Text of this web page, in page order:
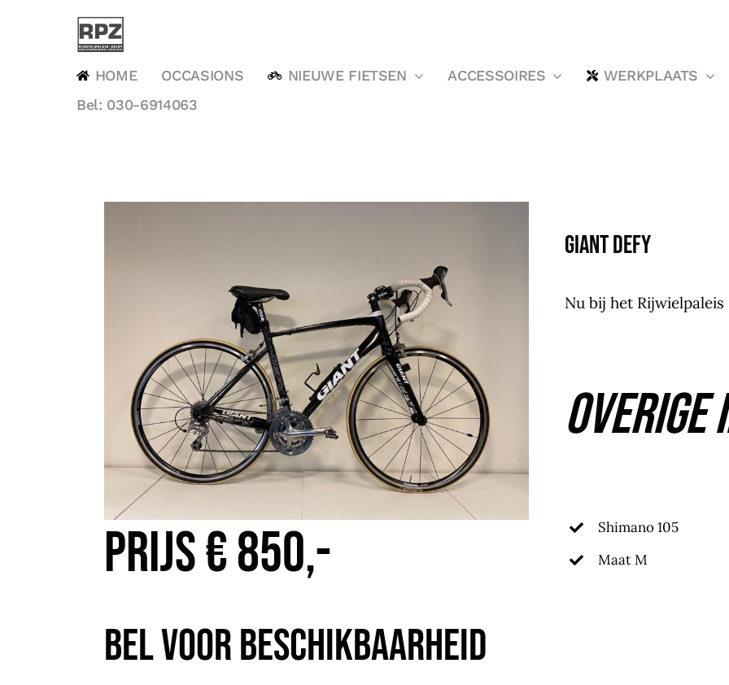
HOME OCCASIONS NIEUWE FIETSEN ACCESSOIRES
WERKPLAATS
Bel: 030-6914063
Prijs € 850,-
Bel voor beschikbaarheid
Giant Defy
Nu bij het Rijwielpaleis
Overige
Shimano 105
Maat M